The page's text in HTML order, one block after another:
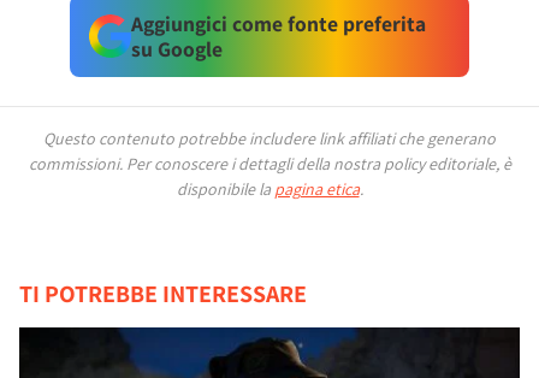
Aggiungici come fonte preferita
su Google
Questo contenuto potrebbe includere link affiliati che generano
commissioni. Per conoscere i dettagli della nostra policy editoriale, è
disponibile la pagina etica.
TI POTREBBE INTERESSARE